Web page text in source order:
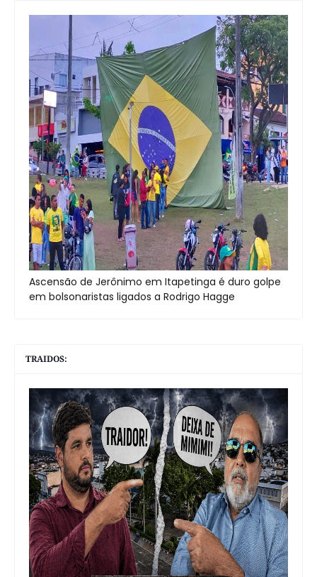
Ascensão de Jerônimo em Itapetinga é duro golpe
em bolsonaristas ligados a Rodrigo Hagge
TRAIDOS: